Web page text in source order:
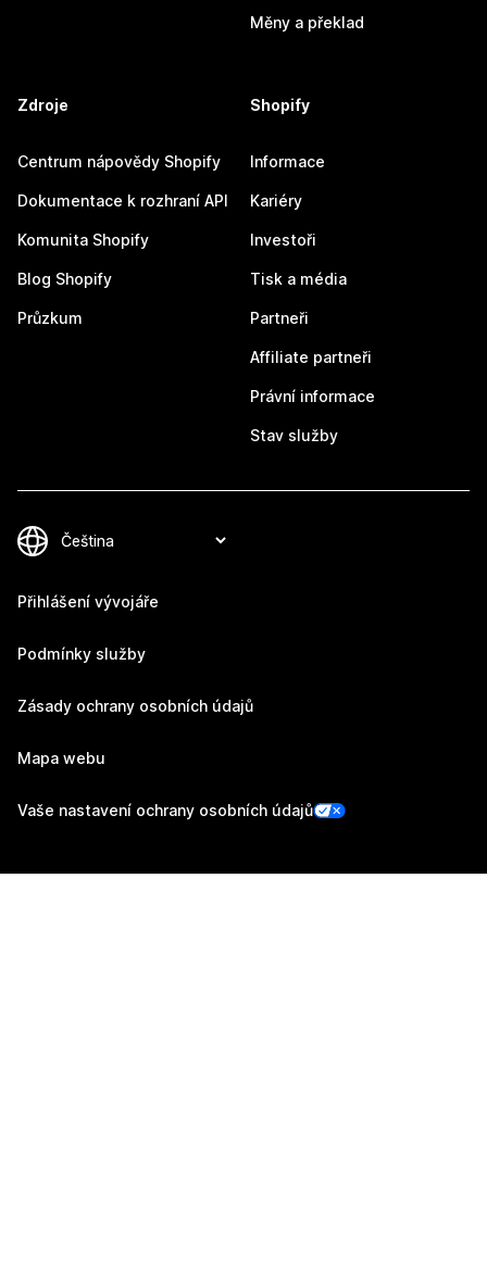
Měny a překlad
Zdroje
Centrum nápovědy Shopify
Dokumentace k rozhraní API
Komunita Shopify
Blog Shopify
Průzkum
Shopify
Informace
Kariéry
Investoři
Tisk a média
Partneři
Affiliate partneři
Právní informace
Stav služby
Přihlášení vývojáře
Podmínky služby
Zásady ochrany osobních údajů
Mapa webu
Vaše nastavení ochrany osobních údajů